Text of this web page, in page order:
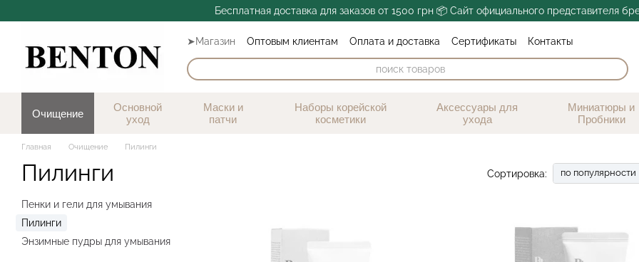
Бесплатная доставка для заказов от 1500 грн 📦 Сайт официального представителя
➤Магазин Оптовым клиентам Оплата и доставка Сертификаты
Контакты
Отзывы🥰
Блог Обмен и возврат Публичная оферта
Очищение
Основной
уход
Маски и
патчи
Наборы корейской
косметики
Аксессуары для
ухода
Миниатюры и
Пробники
Главная Очищение Пилинги
Пилинги Сортировка: по популярности
Пенки и гели для умывания
Пилинги
Энзимные пудры для умывания